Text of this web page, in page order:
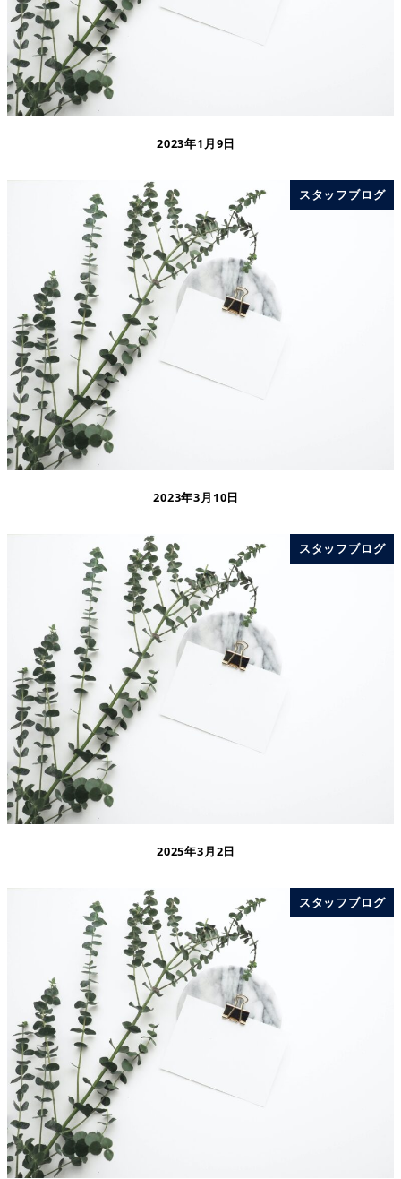
2023年1月9日
スタッフブログ
2023年3月10日
スタッフブログ
2025年3月2日
スタッフブログ